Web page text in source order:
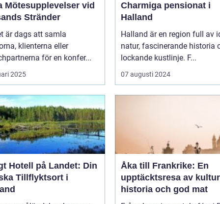
Mötesupplevelser vid
Stränder
är dags att samla
klienterna eller
för en konfer...
2025
Charmiga pensionat i
Halland
Halland är en region full av
natur, fascinerande historia
lockande kustlinje. F...
07 augusti 2024
Hotell på Landet: Din
Tillflyktsort i
Åka till Frankrike: En
upptäcktsresa av
historia och god mat